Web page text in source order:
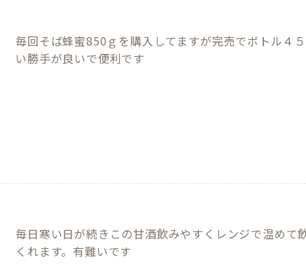
毎回そば蜂蜜850ｇを購入してますが完売でボトル４
毎日寒い日が続きこの甘酒飲みやすくレンジで温めて
くれます。有難いです